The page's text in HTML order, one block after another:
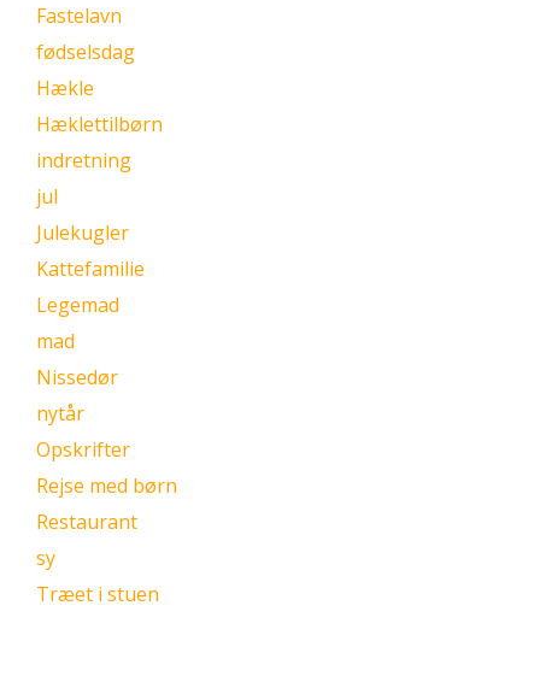
Fastelavn
fødselsdag
Hækle
Hæklettilbørn
indretning
jul
Julekugler
Kattefamilie
Legemad
mad
Nissedør
nytår
Opskrifter
Rejse med børn
Restaurant
sy
Træet i stuen